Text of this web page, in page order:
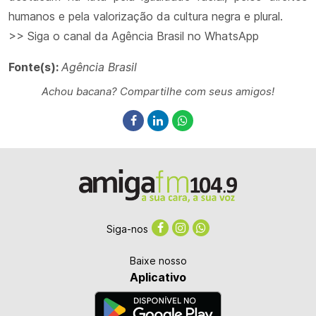
humanos e pela valorização da cultura negra e plural.
>> Siga o canal da Agência Brasil no WhatsApp
Fonte(s): Agência Brasil
Achou bacana? Compartilhe com seus amigos!
Siga-nos
Baixe nosso
Aplicativo